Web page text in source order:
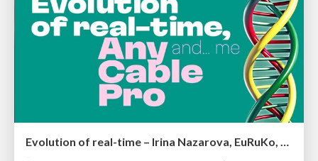
Evolution of real-time – Irina Nazarova, EuRuKo, 2024